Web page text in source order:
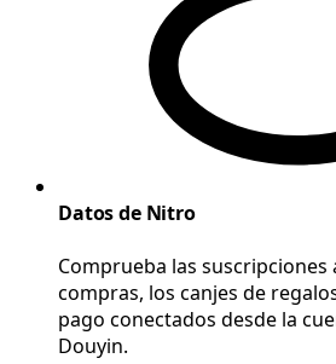
Datos de Nitro
Comprueba las
compras, los canjes de
pago conectados desde la
Douyin.